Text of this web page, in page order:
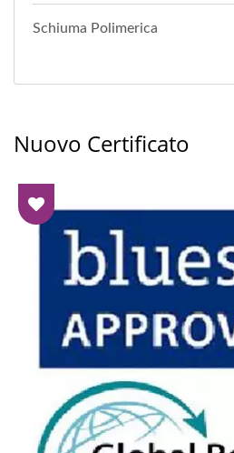
Schiuma Polimerica
Nuovo Certificato